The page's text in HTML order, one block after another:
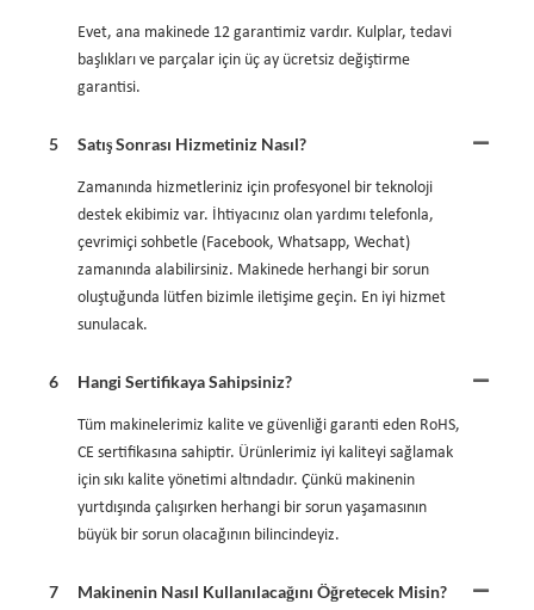
Evet, ana makinede 12 garantimiz vardır. Kulplar, tedavi
başlıkları ve parçalar için üç ay ücretsiz değiştirme
garantisi.
5 Satış Sonrası Hizmetiniz Nasıl?
Zamanında hizmetleriniz için profesyonel bir teknoloji
destek ekibimiz var. İhtiyacınız olan yardımı telefonla,
çevrimiçi sohbetle (Facebook, Whatsapp, Wechat)
zamanında alabilirsiniz. Makinede herhangi bir sorun
oluştuğunda lütfen bizimle iletişime geçin. En iyi hizmet
sunulacak.
6 Hangi Sertifikaya Sahipsiniz?
Tüm makinelerimiz kalite ve güvenliği garanti eden RoHS,
CE sertifikasına sahiptir. Ürünlerimiz iyi kaliteyi sağlamak
için sıkı kalite yönetimi altındadır. Çünkü makinenin
yurtdışında çalışırken herhangi bir sorun yaşamasının
büyük bir sorun olacağının bilincindeyiz.
7 Makinenin Nasıl Kullanılacağını Öğretecek Misin?